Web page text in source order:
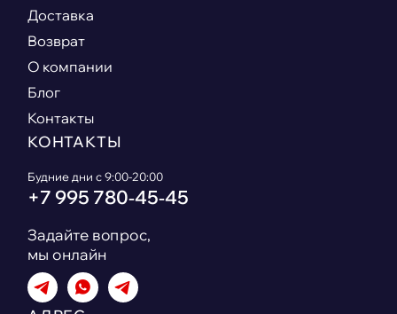
Доставка
Возврат
О компании
Блог
Контакты
КОНТАКТЫ
Будние дни с 9:00-20:00
+7 995 780‑45‑45
Задайте вопрос,
мы онлайн